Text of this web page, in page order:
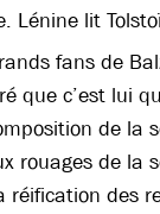
Lénine lit
fans de
que c’est lui
de la
rouages de la
réification des